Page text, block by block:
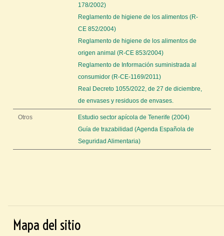
178/2002)
Reglamento de higiene de los alimentos (R-
CE 852/2004)
Reglamento de higiene de los alimentos de
origen animal (R-CE 853/2004)
Reglamento de Información suministrada al
consumidor (R-CE-1169/2011)
Real Decreto 1055/2022, de 27 de diciembre,
de envases y residuos de envases.
Otros
Estudio sector apícola de Tenerife (2004)
Guía de trazabilidad (Agenda Española de
Seguridad Alimentaria)
Mapa del sitio